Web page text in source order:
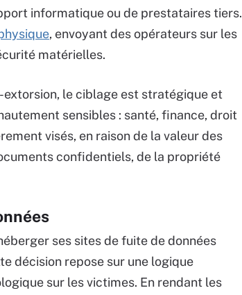
informatique ou de prestataires tiers.
, envoyant des opérateurs sur les
matérielles.
extorsion, le ciblage est stratégique et
sensibles : santé, finance, droit
visés, en raison de la valeur des
confidentiels, de la propriété
ses sites de fuite de données
décision repose sur une logique
sur les victimes. En rendant les